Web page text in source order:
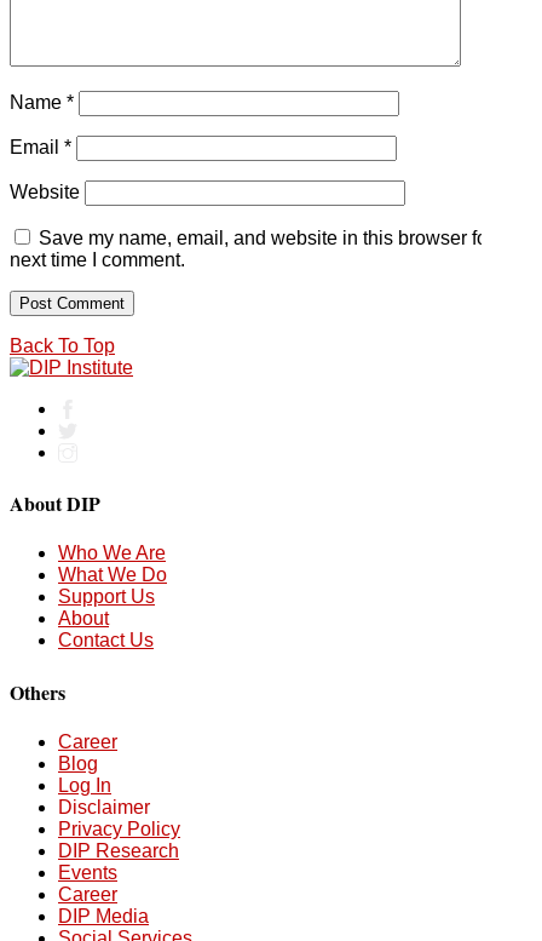
Name *
Email *
Website
Save my name, email, and website in this browser for the
next time I comment.
Back To Top
About DIP
Who We Are
What We Do
Support Us
About
Contact Us
Others
Career
Blog
Log In
Disclaimer
Privacy Policy
DIP Research
Events
Career
DIP Media